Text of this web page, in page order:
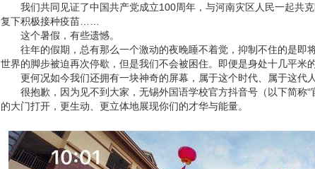
我们共同见证了中国共产党成立100周年，与河南灾区人民一起共
复下积极接种疫苗……
这个暑假，有些遗憾。
往年的假期，总有那么一个激动的夜晚睡不着觉，抑制不住的是即
世界的脚步被迫再次停歇，但是我们不会被困住。即便是身处十几平米
更何况如今我们还拥有一块神奇的屏幕，属于这个时代、属于这代人
很抱歉，因为见不到大家，无锡外国语学校官方抖音号（以下简称
的大门打开，更生动、更立体地展现你们的才华与能量。